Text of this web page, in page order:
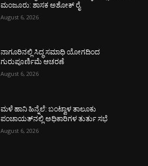
ಮಂಜೂರು: ಶಾಸಕ ಅಶೋಕ್ ರೈ
August 6, 2026
ನಾಗೂರಿನಲ್ಲಿ ಸಿದ್ಧ ಸಮಾಧಿ ಯೋಗದಿಂದ
ಗುರುಪೂರ್ಣಿಮೆ ಆಚರಣೆ
August 6, 2026
ಮಳೆ ಹಾನಿ ಹಿನ್ನೆಲೆ: ಬಂಟ್ವಾಳ ತಾಲೂಕು
ಪಂಚಾಯತ್‌ನಲ್ಲಿ ಅಧಿಕಾರಿಗಳ ತುರ್ತು ಸಭೆ
August 6, 2026